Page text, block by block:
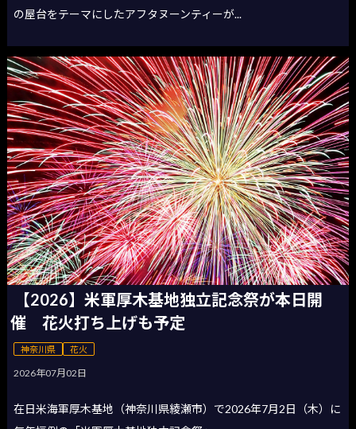
の屋台をテーマにしたアフタヌーンティーが...
【2026】米軍厚木基地独立記念祭が本日開
催 花火打ち上げも予定
神奈川県 花火
2026年07月02日
在日米海軍厚木基地（神奈川県綾瀬市）で2026年7月2日（木）に